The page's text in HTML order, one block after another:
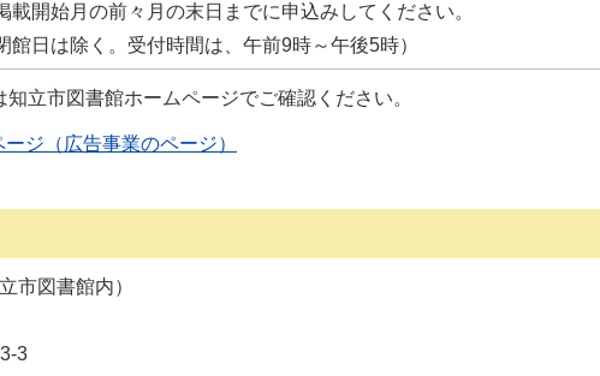
開始月の前々月の末日までに申込みしてください。
館日は除く。受付時間は、午前9時～午後5時）
立市図書館ホームページでご確認ください。
ジ（広告事業のページ）
市図書館内）
3